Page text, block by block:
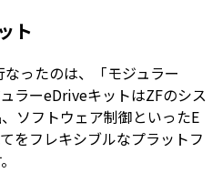
ト
ったのは、「モジュラー
ラーeDriveキットはZFのシス
ソフトウェア制御といったE
をフレキシブルなプラットフ